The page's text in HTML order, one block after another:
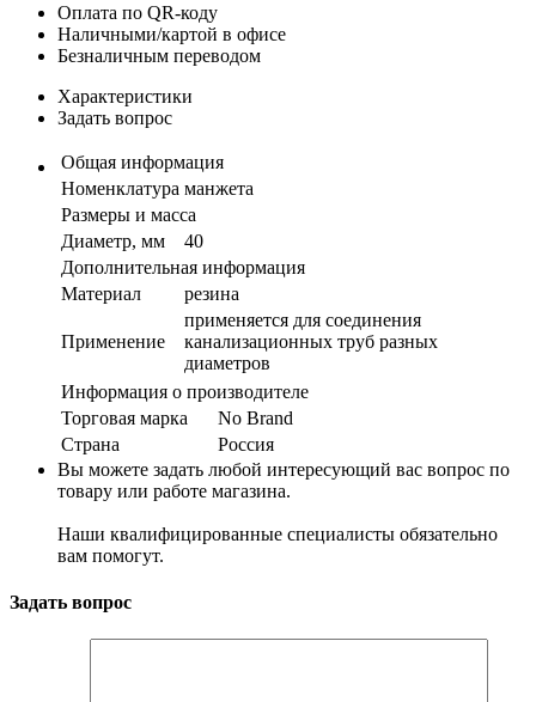
Оплата по QR-коду
Наличными/картой в офисе
Безналичным переводом
Характеристики
Задать вопрос
Общая информация
Номенклатура манжета
Размеры и масса
Диаметр, мм
40
Дополнительная информация
Материал
резина
Применение
применяется для соединения
канализационных труб разных
диаметров
Информация о производителе
Торговая марка
No Brand
Страна
Россия
Вы можете задать любой интересующий вас вопрос по
товару или работе магазина.
Наши квалифицированные специалисты обязательно
вам помогут.
Задать вопрос